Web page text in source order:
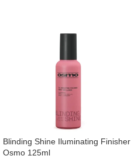
Blinding Shine Iluminating Finisher
Osmo 125ml